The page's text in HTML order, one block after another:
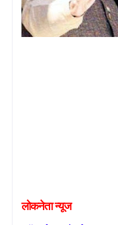
लोकनेतान्यूज